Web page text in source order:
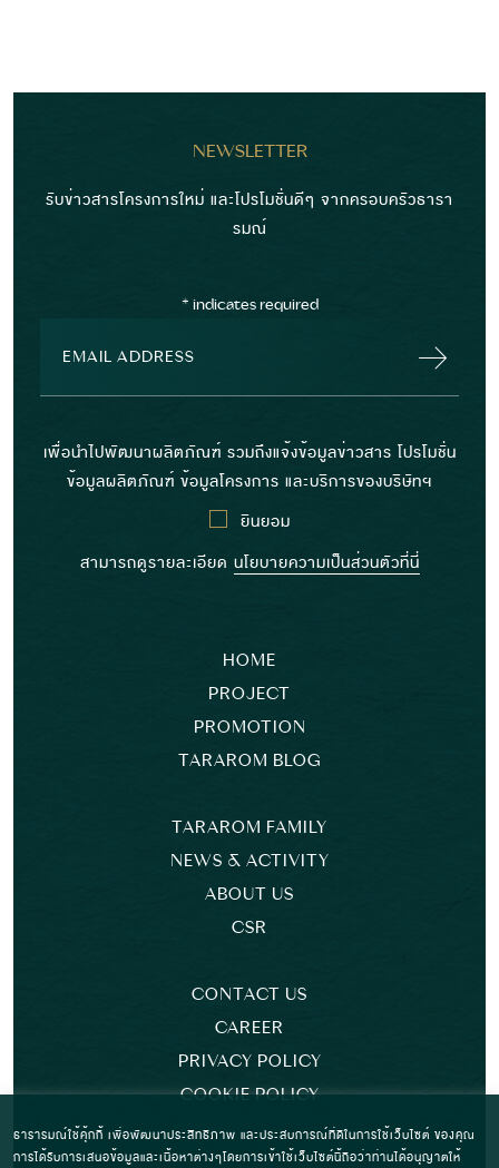
NEWSLETTER
รับข่าวสารโครงการใหม่ และโปรโมชั่นดีๆ จากครอบครัวธารา
รมณ์
* indicates required
เพื่อนำไปพัฒนาผลิตภัณฑ์ รวมถึงแจ้งข้อมูลข่าวสาร โปรโมชั่น
ข้อมูลผลิตภัณฑ์ ข้อมูลโครงการ และบริการของบริษัทฯ
ยินยอม
สามารถดูรายละเอียด นโยบายความเป็นส่วนตัวที่นี่
HOME
PROJECT
PROMOTION
TARAROM BLOG
TARAROM FAMILY
NEWS & ACTIVITY
ABOUT US
CSR
CONTACT US
CAREER
PRIVACY POLICY
COOKIE POLICY
ธารารมณ์ใช้คุ้กกี้ เพื่อพัฒนาประสิทธิภาพ และประสบการณ์ที่ดีในการใช้เว็บไซต์ ของคุณ
การได้รับการเสนอข้อมูลและเนื้อหาต่างๆโดยการเข้าใช้เว็บไซต์นี้ถือว่าท่านได้อนุญาตให้